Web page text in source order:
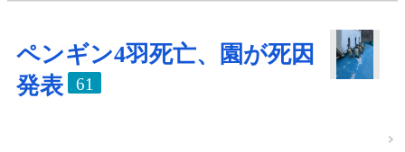
ペンギン4羽死亡、園が死因
発表
61